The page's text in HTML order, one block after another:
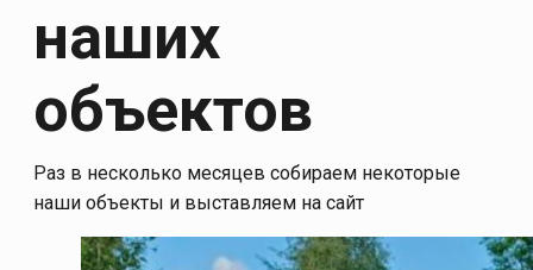
наших
объектов
Раз в несколько месяцев собираем некоторые
наши объекты и выставляем на сайт